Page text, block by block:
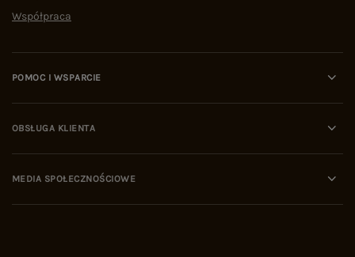
Współpraca
POMOC I WSPARCIE
OBSŁUGA KLIENTA
MEDIA SPOŁECZNOŚCIOWE